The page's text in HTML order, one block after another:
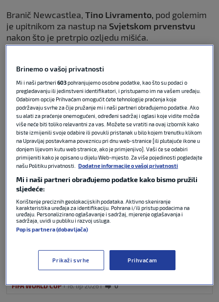
Branič Newcastlea, Tino Livramento, pod golemim
je upitnikom za nastup na Svjetskom prvenstvu
nakon što je pretrpio ozljedu mišića.
Ivanušec za SK najavio Engleze:
‘Svi pričaju o Kaneu, ali ja mislim
da je opasniji jedan drugi igrač’
FIFA WORLD CUP 16. lip 2026 1
VIDEO / Reporter SK javio se iz
SAD-a: ‘Priprema se parada
hrvatskih navijača’
FIFA WORLD CUP 16. lip 2026 1
Hrvatske
FIFA WORLD CUP 16. lip 2026 0
Brinemo o vašoj privatnosti
Mi i naši partneri603pohranjujemo osobne podatke, kao što su podaci o
pregledavanju ili jedinstveni identifikatori, i pristupamo im na vašem uređaju.
Odabirom opcije Prihvaćam omogućit ćete tehnologije praćenja koje
podržavaju svrhe za čije pružanje mi i naši partneri obrađujemo podatke. Ako
su alati za praćenje onemogućeni, određeni sadržaj i oglasi koje vidite možda
više neće biti toliko relevantni za vas. Možete se vratiti na ovaj izbornik kako
biste izmijenili svoje odabire ili povukli pristanak u bilo kojem trenutku klikom
na Upravljaj postavkama poveznicu pri dnu web-stranice [ili plutajuće ikone u
donjem lijevom kutu web stranice, ako je primjenjivo]. Vaši će se odabiri
primijeniti kako je opisano u dijelu Web-mjesto. Za više pojedinosti pogledajte
našu Politiku privatnosti.
Dodatne informacije o vašoj privatnosti
Mi i naši partneri obrađujemo podatke kako bismo pružili
sljedeće:
Korištenje preciznih geolokacijskih podataka. Aktivno skeniranje
karakteristika uređaja za identifikaciju. Pohrana i/ili pristup podacima na
uređaju. Personalizirano oglašavanje i sadržaj, mjerenje oglašavanja i
sadržaja, uvidi u publiku i razvoj usluga.
Popis partnera (dobavljača)
Prikaži svrhe Prihvaćam